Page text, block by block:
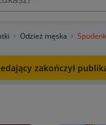
zakończył
Odzież męska